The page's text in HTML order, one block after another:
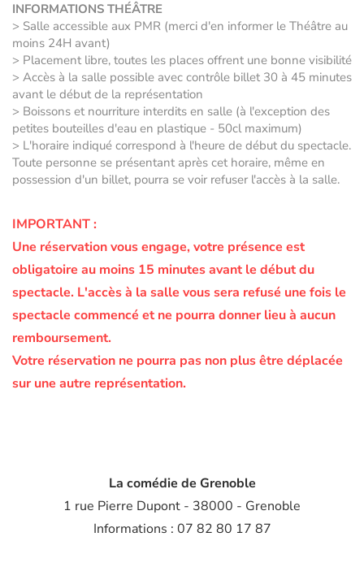
INFORMATIONS THÉÂTRE
> Salle accessible aux PMR (merci d'en informer le Théâtre au
moins 24H avant)
> Placement libre, toutes les places offrent une bonne visibilité
> Accès à la salle possible avec contrôle billet 30 à 45 minutes
avant le début de la représentation
> Boissons et nourriture interdits en salle (à l'exception des
petites bouteilles d'eau en plastique - 50cl maximum)
> L'horaire indiqué correspond à l'heure de début du spectacle.
Toute personne se présentant après cet horaire, même en
possession d'un billet, pourra se voir refuser l'accès à la salle.
IMPORTANT :
Une réservation vous engage, votre présence est
obligatoire au moins 15 minutes avant le début du
spectacle. L'accès à la salle vous sera refusé une fois le
spectacle commencé et ne pourra donner lieu à aucun
remboursement.
Votre réservation ne pourra pas non plus être déplacée
sur une autre représentation.
La comédie de Grenoble
1 rue Pierre Dupont - 38000 - Grenoble
Informations : 07 82 80 17 87